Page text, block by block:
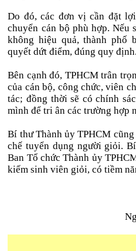
Do đó, các đơn vị cần đặt
chuyển cán bộ phù hợp. Nếu
không hiệu quả, thành phố
quyết dứt điểm, đúng quy định.
Bên cạnh đó, TPHCM trân
của cán bộ, công chức, viên
tác; đồng thời sẽ có chính
mình để tri ân các trường hợp
Bí thư Thành ủy TPHCM
chế tuyển dụng người giỏi.
Ban Tổ chức Thành ủy
kiếm sinh viên giỏi, có tiềm